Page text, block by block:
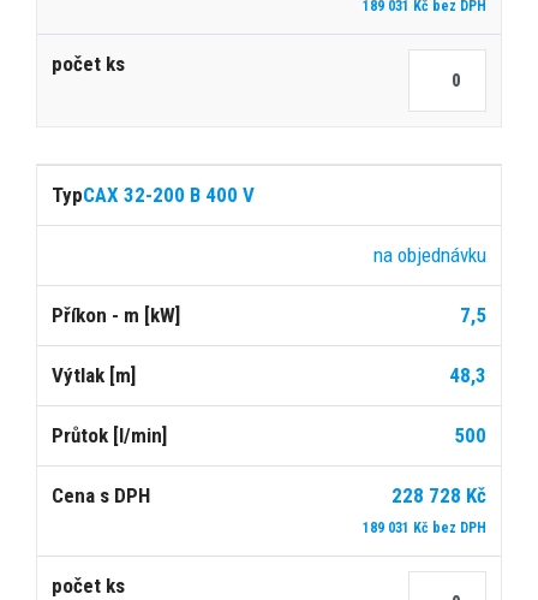
189 031 Kč bez DPH
CAX 32-200 B 400 V
na objednávku
7,5
48,3
500
228 728 Kč
189 031 Kč bez DPH